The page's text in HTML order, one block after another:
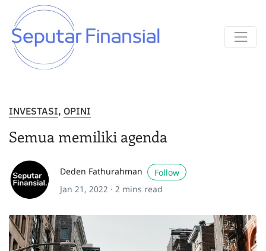
INVESTASI, OPINI
Semua memiliki agenda
Deden Fathurahman
Follow
Jan 21, 2022 · 2 mins read